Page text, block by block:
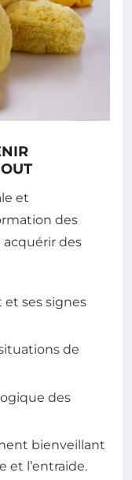
et
des
acquérir des
ses signes
de
des
bienveillant
et l’entraide.